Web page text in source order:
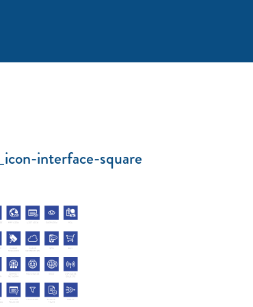
interface-square